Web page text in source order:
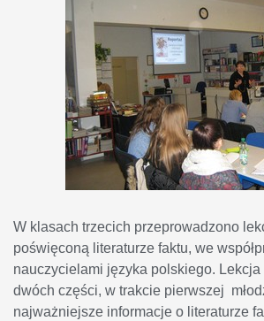
W klasach trzecich przeprowadzono
poświęconą literaturze faktu, we
nauczycielami języka polskiego. Lekcja
dwóch części, w trakcie pierwszej
najważniejsze informacje o literaturze